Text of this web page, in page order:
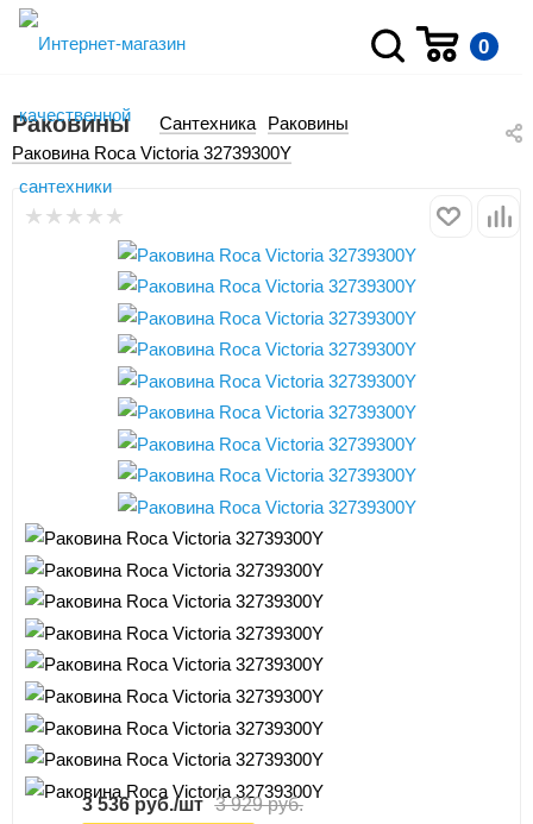
0
Раковины Сантехника
Раковины
Раковина Roca Victoria 32739300Y
3 536руб./шт 3 929руб.